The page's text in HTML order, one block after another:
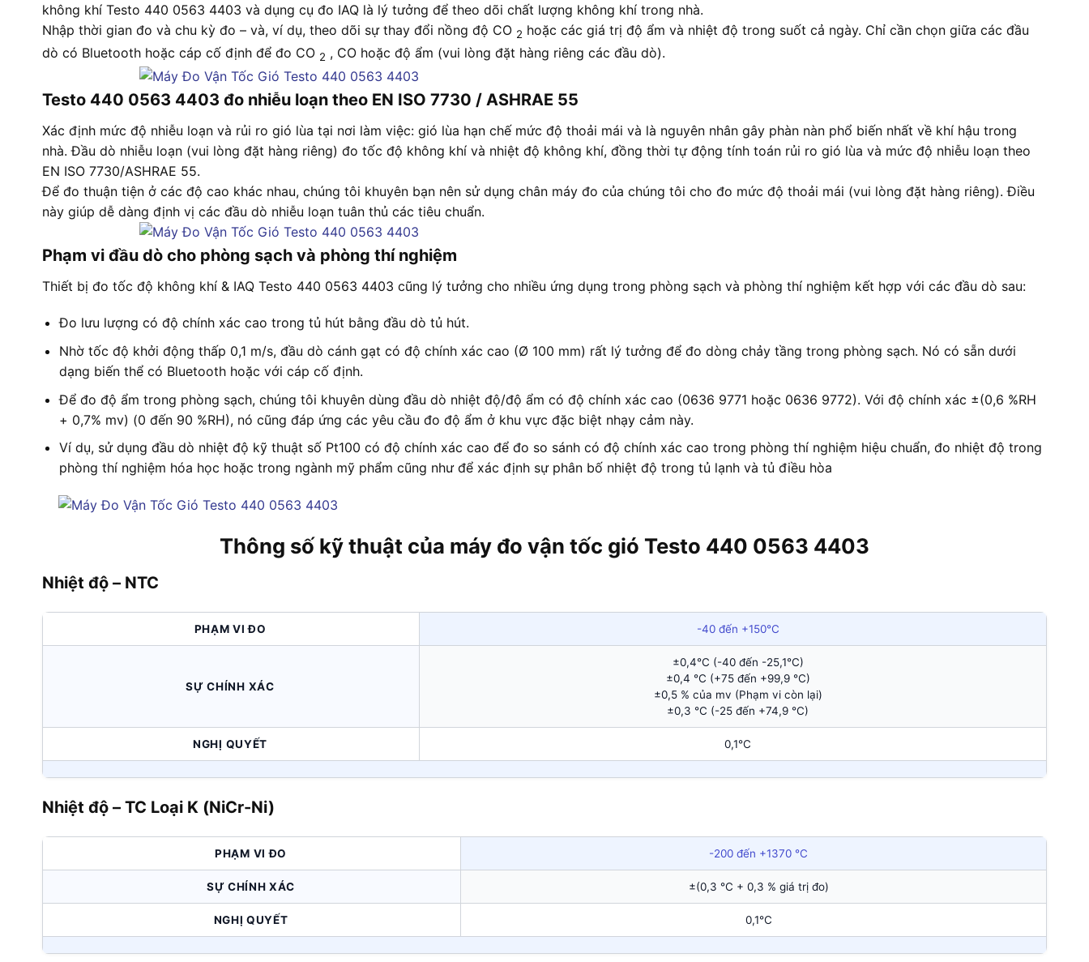
không khí Testo 440 0563 4403 và dụng cụ đo IAQ là lý tưởng để theo dõi chất lượng không khí trong nhà.
Nhập thời gian đo và chu kỳ đo – và, ví dụ, theo dõi sự thay đổi nồng độ CO 2 hoặc các giá trị độ ẩm và nhiệt độ trong suốt cả ngày. Chỉ cần chọn giữa các đầu
dò có Bluetooth hoặc cáp cố định để đo CO 2 , CO hoặc độ ẩm (vui lòng đặt hàng riêng các đầu dò).
Testo 440 0563 4403 đo nhiễu loạn theo EN ISO 7730 / ASHRAE 55
Xác định mức độ nhiễu loạn và rủi ro gió lùa tại nơi làm việc: gió lùa hạn chế mức độ thoải mái và là nguyên nhân gây phàn nàn phổ biến nhất về khí hậu trong
nhà. Đầu dò nhiễu loạn (vui lòng đặt hàng riêng) đo tốc độ không khí và nhiệt độ không khí, đồng thời tự động tính toán rủi ro gió lùa và mức độ nhiễu loạn theo
EN ISO 7730/ASHRAE 55.
Để đo thuận tiện ở các độ cao khác nhau, chúng tôi khuyên bạn nên sử dụng chân máy đo của chúng tôi cho đo mức độ thoải mái (vui lòng đặt hàng riêng). Điều
này giúp dễ dàng định vị các đầu dò nhiễu loạn tuân thủ các tiêu chuẩn.
Phạm vi đầu dò cho phòng sạch và phòng thí nghiệm
Thiết bị đo tốc độ không khí & IAQ Testo 440 0563 4403 cũng lý tưởng cho nhiều ứng dụng trong phòng sạch và phòng thí nghiệm kết hợp với các đầu dò sau:
Đo lưu lượng có độ chính xác cao trong tủ hút bằng đầu dò tủ hút.
Nhờ tốc độ khởi động thấp 0,1 m/s, đầu dò cánh gạt có độ chính xác cao (Ø 100 mm) rất lý tưởng để đo dòng chảy tầng trong phòng sạch. Nó có sẵn dưới
dạng biến thể có Bluetooth hoặc với cáp cố định.
Để đo độ ẩm trong phòng sạch, chúng tôi khuyên dùng đầu dò nhiệt độ/độ ẩm có độ chính xác cao (0636 9771 hoặc 0636 9772). Với độ chính xác ±(0,6 %RH
+ 0,7% mv) (0 đến 90 %RH), nó cũng đáp ứng các yêu cầu đo độ ẩm ở khu vực đặc biệt nhạy cảm này.
Ví dụ, sử dụng đầu dò nhiệt độ kỹ thuật số Pt100 có độ chính xác cao để đo so sánh có độ chính xác cao trong phòng thí nghiệm hiệu chuẩn, đo nhiệt độ trong
phòng thí nghiệm hóa học hoặc trong ngành mỹ phẩm cũng như để xác định sự phân bố nhiệt độ trong tủ lạnh và tủ điều hòa
Thông số kỹ thuật của máy đo vận tốc gió Testo 440 0563 4403
Nhiệt độ – NTC
PHẠM VI ĐO -40 đến +150°C
SỰ CHÍNH XÁC
±0,4°C (-40 đến -25,1°C)
±0,4 °C (+75 đến +99,9 °C)
±0,5 % của mv (Phạm vi còn lại)
±0,3 °C (-25 đến +74,9 °C)
NGHỊ QUYẾT 0,1°C
Nhiệt độ – TC Loại K (NiCr-Ni)
PHẠM VI ĐO -200 đến +1370 °C
SỰ CHÍNH XÁC ±(0,3 °C + 0,3 % giá trị đo)
NGHỊ QUYẾT 0,1°C